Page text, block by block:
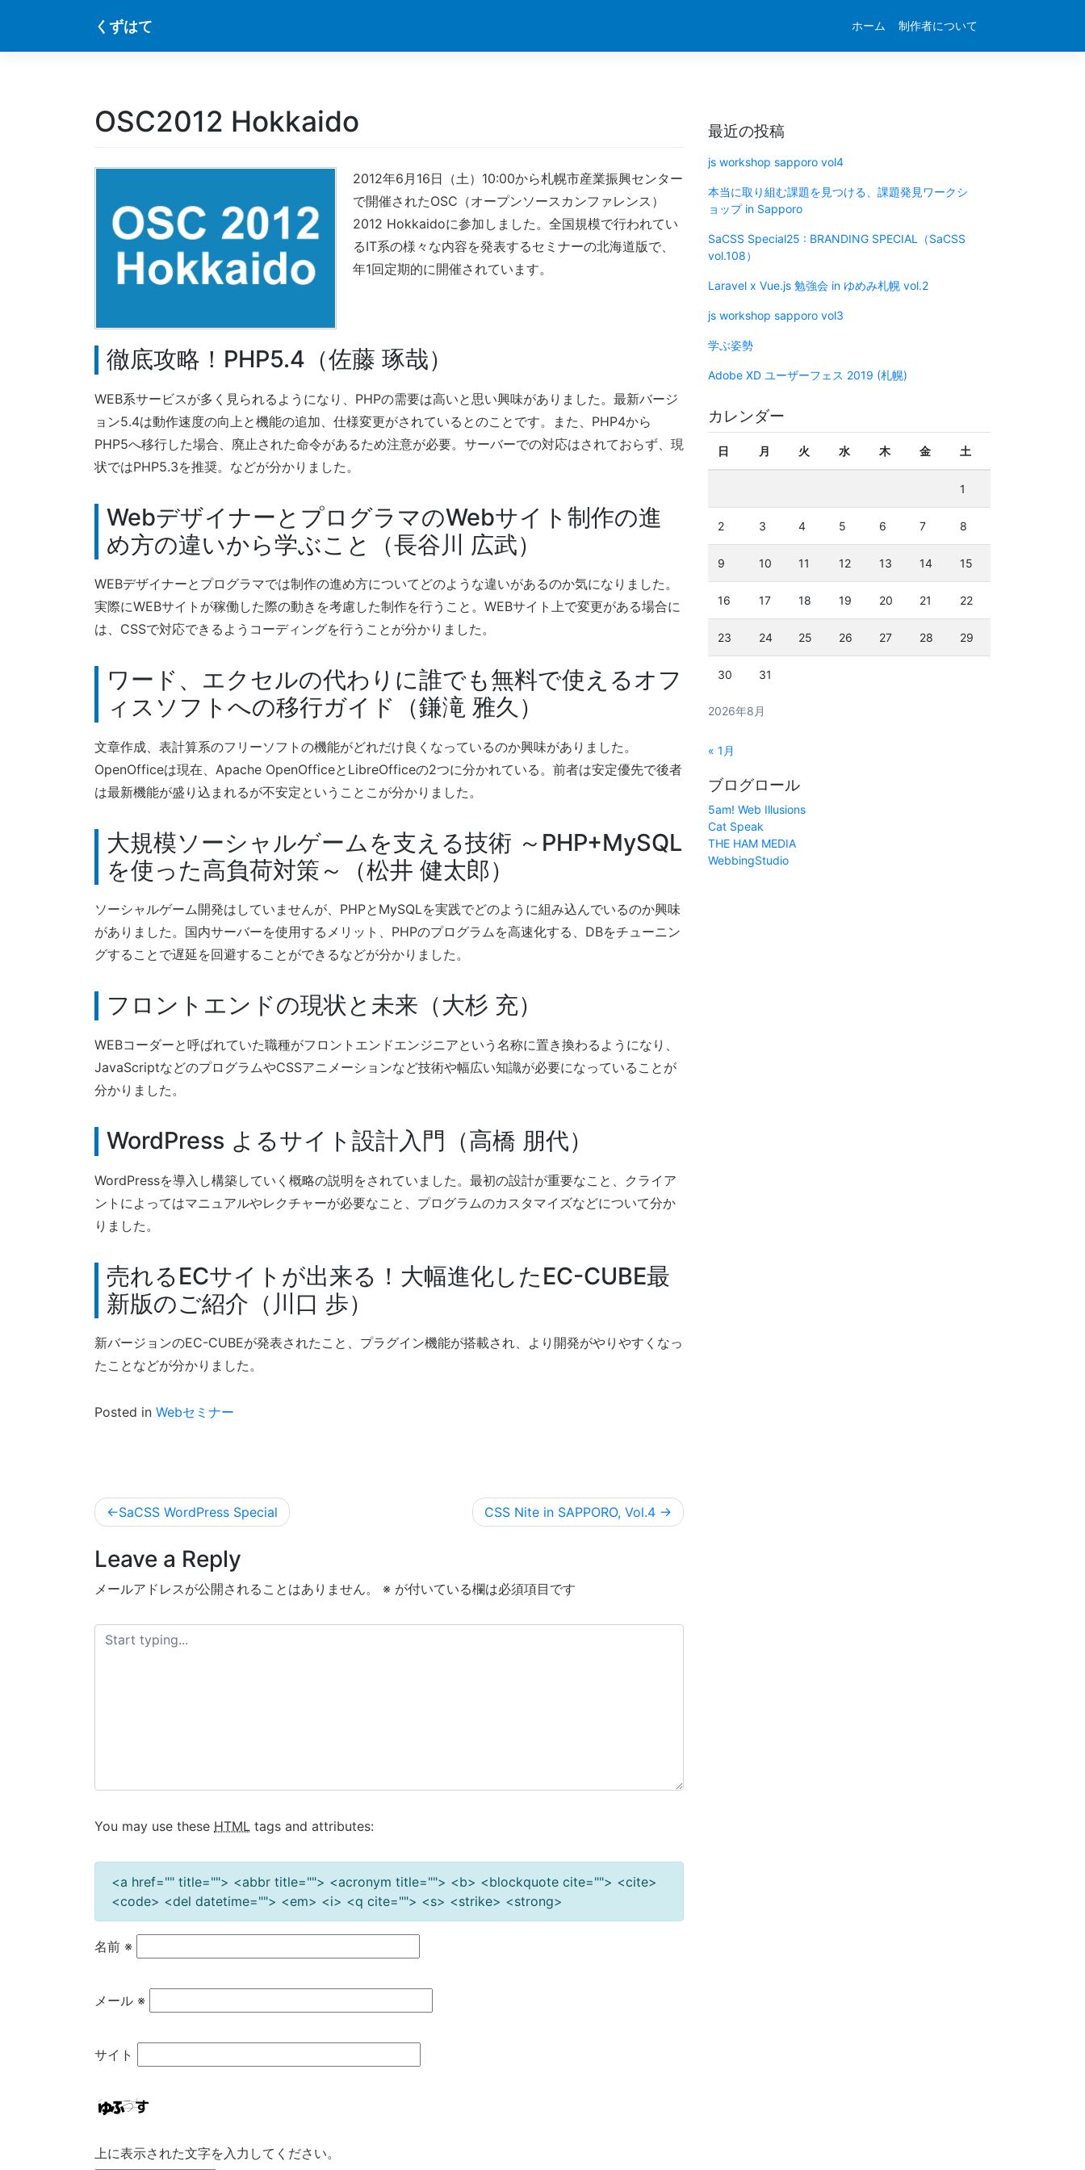
content
くずはて ホーム 制作者について
OSC2012 Hokkaido
2012年6月16日（土）10:00から札幌市産業振興センター
で開催されたOSC（オープンソースカンファレンス）
2012 Hokkaidoに参加しました。全国規模で行われてい
るIT系の様々な内容を発表するセミナーの北海道版で、
年1回定期的に開催されています。
徹底攻略！PHP5.4（佐藤 琢哉）
WEB系サービスが多く見られるようになり、PHPの需要は高いと思い興味がありました。最新バージ
ョン5.4は動作速度の向上と機能の追加、仕様変更がされているとのことです。また、PHP4から
PHP5へ移行した場合、廃止された命令があるため注意が必要。サーバーでの対応はされておらず、現
状ではPHP5.3を推奨。などが分かりました。
WebデザイナーとプログラマのWebサイト制作の進
め方の違いから学ぶこと（長谷川 広武）
WEBデザイナーとプログラマでは制作の進め方についてどのような違いがあるのか気になりました。
実際にWEBサイトが稼働した際の動きを考慮した制作を行うこと。WEBサイト上で変更がある場合に
は、CSSで対応できるようコーディングを行うことが分かりました。
ワード、エクセルの代わりに誰でも無料で使えるオフ
ィスソフトへの移行ガイド（鎌滝 雅久）
文章作成、表計算系のフリーソフトの機能がどれだけ良くなっているのか興味がありました。
OpenOfficeは現在、Apache OpenOfficeとLibreOfficeの2つに分かれている。前者は安定優先で後者
は最新機能が盛り込まれるが不安定ということこが分かりました。
大規模ソーシャルゲームを支える技術 ～PHP+MySQL
を使った高負荷対策～（松井 健太郎）
ソーシャルゲーム開発はしていませんが、PHPとMySQLを実践でどのように組み込んでいるのか興味
がありました。国内サーバーを使用するメリット、PHPのプログラムを高速化する、DBをチューニン
グすることで遅延を回避することができるなどが分かりました。
フロントエンドの現状と未来（大杉 充）
WEBコーダーと呼ばれていた職種がフロントエンドエンジニアという名称に置き換わるようになり、
JavaScriptなどのプログラムやCSSアニメーションなど技術や幅広い知識が必要になっていることが
分かりました。
WordPress よるサイト設計入門（高橋 朋代）
WordPressを導入し構築していく概略の説明をされていました。最初の設計が重要なこと、クライア
ントによってはマニュアルやレクチャーが必要なこと、プログラムのカスタマイズなどについて分か
りました。
売れるECサイトが出来る！大幅進化したEC-CUBE最
新版のご紹介（川口 歩）
新バージョンのEC-CUBEが発表されたこと、プラグイン機能が搭載され、より開発がやりやすくなっ
たことなどが分かりました。
Posted in Webセミナー
投
ナ
ビ
ゲ
ー
SaCSS WordPress Special CSS Nite in SAPPORO, Vol.4
Leave a Reply
メールアドレスが公開されることはありません。 ※ が付いている欄は必須項目です
You may use these HTML tags and attributes:
<a href="" title=""> <abbr title=""> <acronym title=""> <b> <blockquote cite=""> <cite>
<code> <del datetime=""> <em> <i> <q cite=""> <s> <strike> <strong>
名前 ※
メール ※
サイト
上に表示された文字を入力してください。
最近の投稿
js workshop sapporo vol4
本当に取り組む課題を見つける、課題発見ワークシ
ョップ in Sapporo
SaCSS Special25 : BRANDING SPECIAL（SaCSS
vol.108）
Laravel x Vue.js 勉強会 in ゆめみ札幌 vol.2
js workshop sapporo vol3
学ぶ姿勢
Adobe XD ユーザーフェス 2019 (札幌)
カレンダー
2026年8月
日 月 火 水 木 金 土
1
2 3 4 5 6 7 8
9 10 11 12 13 14 15
16 17 18 19 20 21 22
23 24 25 26 27 28 29
30 31
« 1月
ブログロール
5am! Web Illusions
Cat Speak
THE HAM MEDIA
WebbingStudio